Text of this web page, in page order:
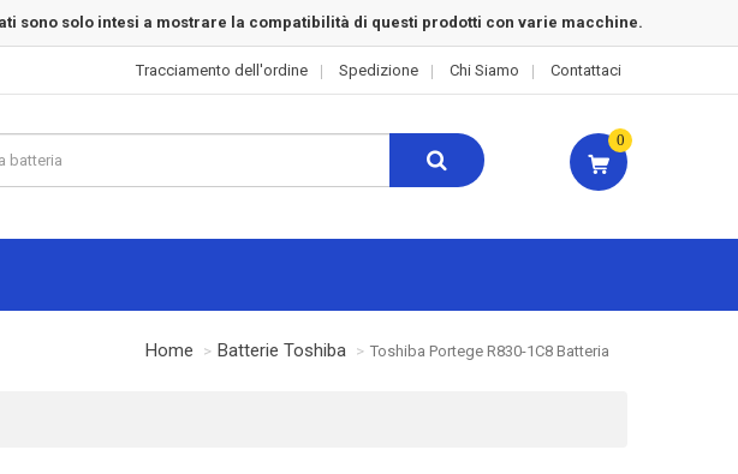
sono solo intesi a mostrare la compatibilità di questi prodotti con varie macchine.
Tracciamento dell'ordine Spedizione Chi Siamo Contattaci
0
Home Batterie Toshiba Toshiba Portege R830-1C8 Batteria